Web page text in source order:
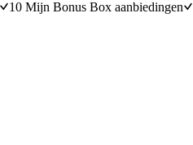
10 Mijn Bonus Box aanbiedingen